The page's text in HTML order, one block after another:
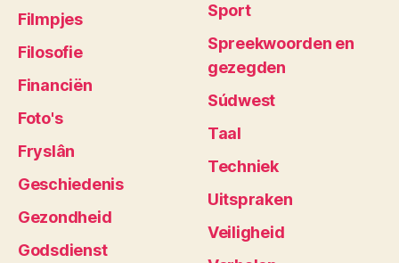
Filmpjes
Filosofie
Financiën
Foto's
Fryslân
Geschiedenis
Gezondheid
Godsdienst
Sport
Spreekwoorden en
gezegden
Súdwest
Taal
Techniek
Uitspraken
Veiligheid